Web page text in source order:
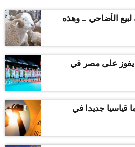
الأضاحي .. وهذه
يفوز على مصر في
قياسيا جديدا في